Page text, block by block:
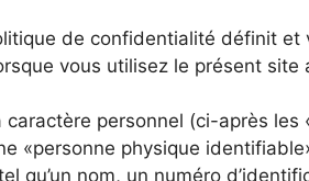
de confidentialité définit et
vous utilisez le présent site
caractère personnel (ci-après
«personne physique
qu’un nom, un numéro